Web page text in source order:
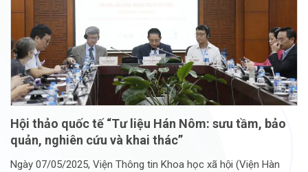
Hội thảo quốc tế “Tư liệu Hán Nôm: sưu tầm, bảo
quản, nghiên cứu và khai thác”
Ngày 07/05/2025, Viện Thông tin Khoa học xã hội (Viện Hàn